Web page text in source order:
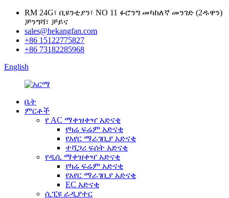
RM 24G፣ ቢዩንቲያን፣ NO 11 ፉሮንግ መካከለኛ መንገድ (2ዱዋን)
ቻንግሻ፣ ቻይና
sales@hekangfan.com
+86 15122775827
+86 73182285968
English
ቤት
ምርቶች
የ AC ማቀዝቀዣ አድናቂ
የካሬ ፍሬም አድናቂ
የአየር ማራገቢያ አድናቂ
ተሻጋሪ ፍሰት አድናቂ
የዲሲ ማቀዝቀዣ አድናቂ
የካሬ ፍሬም አድናቂ
የአየር ማራገቢያ አድናቂ
EC አድናቂ
ሲፒዩ ራዲያተር